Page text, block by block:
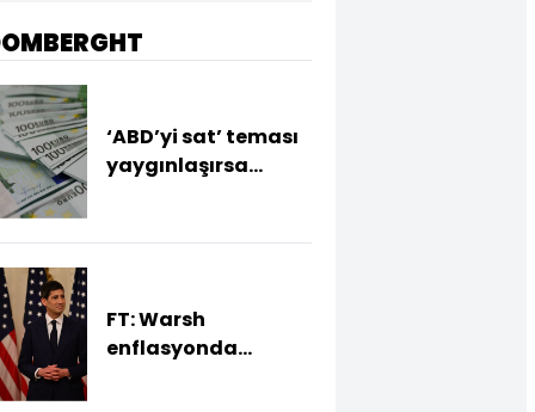
‘ABD’yi sat’ teması
yaygınlaşırsa
FT: Warsh
enflasyonda